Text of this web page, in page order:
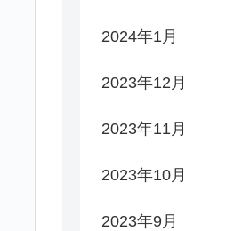
2024年1月
2023年12月
2023年11月
2023年10月
2023年9月